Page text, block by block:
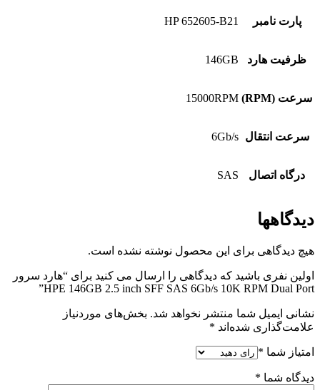
پارت نامبر HP 652605-B21
ظرفیت هارد 146GB
سرعت (RPM) 15000RPM
سرعت انتقال 6Gb/s
درگاه اتصال SAS
دیدگاهها
هیچ دیدگاهی برای این محصول نوشته نشده است.
اولین نفری باشید که دیدگاهی را ارسال می کنید برای “هارد سرور
HPE 146GB 2.5 inch SFF SAS 6Gb/s 10K RPM Dual Port”
نشانی ایمیل شما منتشر نخواهد شد. بخش‌های موردنیاز
علامت‌گذاری شده‌اند *
امتیاز شما *
دیدگاه شما *